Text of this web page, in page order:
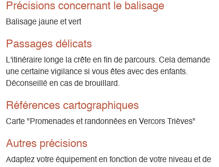
Précisions concernant le balisage
Balisage jaune et vert
Passages délicats
L'itinéraire longe la crête en fin de parcours. Cela demande
une certaine vigilance si vous êtes avec des enfants.
Déconseillé en cas de brouillard.
Références cartographiques
Carte "Promenades et randonnées en Vercors Trièves"
Autres précisions
Adaptez votre équipement en fonction de votre niveau et de